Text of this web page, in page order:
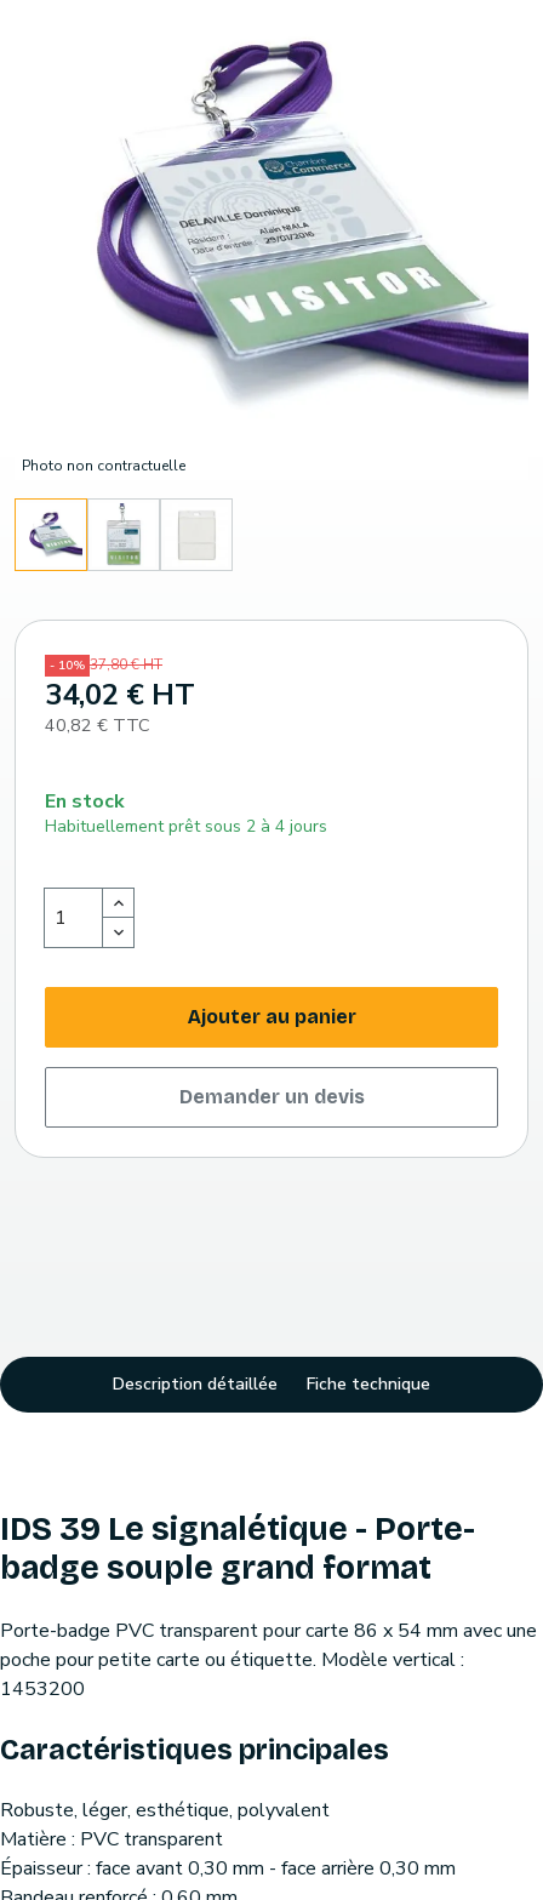
Photo non contractuelle
- 10% 37,80 € HT
34,02 € HT
40,82 € TTC
En stock
Habituellement prêt sous 2 à 4 jours
Ajouter au panier
Demander un devis
Description détaillée Fiche technique
IDS 39 Le signalétique - Porte-
badge souple grand format
Porte-badge PVC transparent pour carte 86 x 54 mm avec une
poche pour petite carte ou étiquette. Modèle vertical :
1453200
Caractéristiques principales
Robuste, léger, esthétique, polyvalent
Matière : PVC transparent
Épaisseur : face avant 0,30 mm - face arrière 0,30 mm